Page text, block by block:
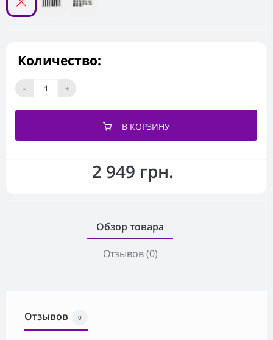
2 949 грн.
Количество:
- +
В КОРЗИНУ
Обзор товара
Отзывов (0)
Отзывов 0